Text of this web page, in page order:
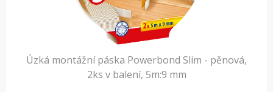
Úzká montážní páska Powerbond Slim - pěnová,
2ks v balení, 5m:9 mm